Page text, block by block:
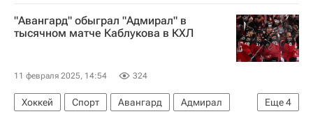
"Авангард" обыграл "Адмирал" в
тысячном матче Каблукова в КХЛ
11 февраля 2025, 14:54 324
Еще4
Хоккей Спорт Авангард
Адмирал